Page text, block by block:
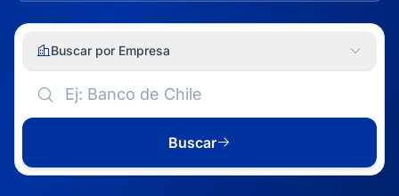
Buscar por Empresa
Buscar